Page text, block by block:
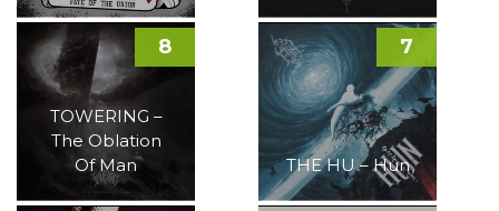
TOWERING –
The Oblation
Of Man
8
THE HU – Hun
7